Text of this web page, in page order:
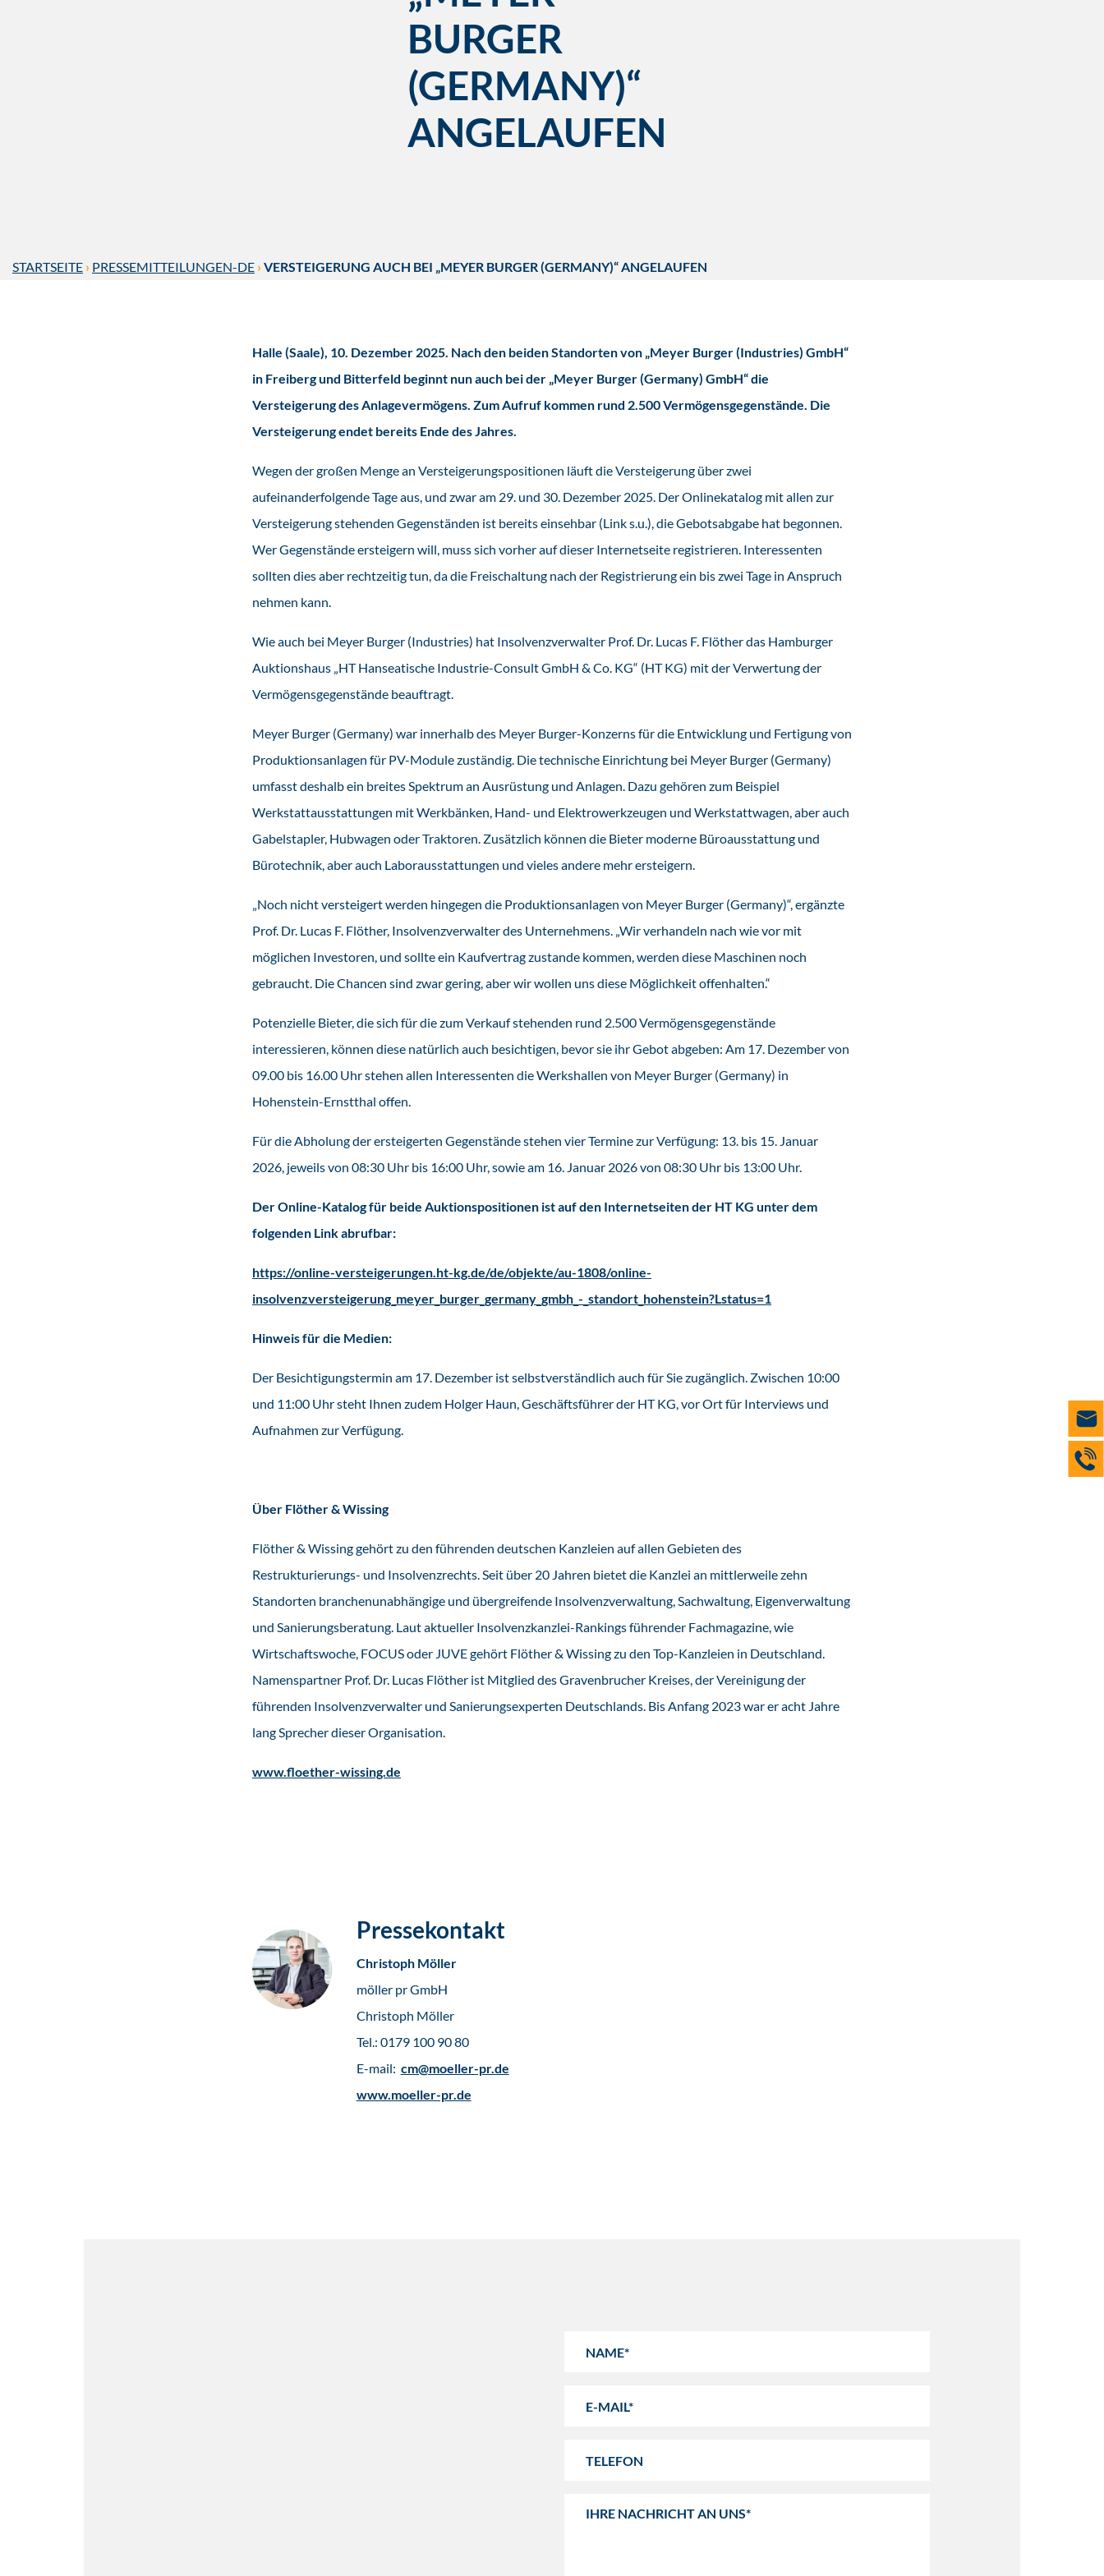
BURGER
(GERMANY)“
ANGELAUFEN
STARTSEITE › PRESSEMITTEILUNGEN-DE › VERSTEIGERUNG AUCH BEI „MEYER BURGER (GERMANY)“ ANGELAUFEN
Halle (Saale), 10. Dezember 2025. Nach den beiden Standorten von „Meyer Burger (Industries) GmbH“
in Freiberg und Bitterfeld beginnt nun auch bei der „Meyer Burger (Germany) GmbH“ die
Versteigerung des Anlagevermögens. Zum Aufruf kommen rund 2.500 Vermögensgegenstände. Die
Versteigerung endet bereits Ende des Jahres.
Wegen der großen Menge an Versteigerungspositionen läuft die Versteigerung über zwei
aufeinanderfolgende Tage aus, und zwar am 29. und 30. Dezember 2025. Der Onlinekatalog mit allen zur
Versteigerung stehenden Gegenständen ist bereits einsehbar (Link s.u.), die Gebotsabgabe hat begonnen.
Wer Gegenstände ersteigern will, muss sich vorher auf dieser Internetseite registrieren. Interessenten
sollten dies aber rechtzeitig tun, da die Freischaltung nach der Registrierung ein bis zwei Tage in Anspruch
nehmen kann.
Wie auch bei Meyer Burger (Industries) hat Insolvenzverwalter Prof. Dr. Lucas F. Flöther das Hamburger
Auktionshaus „HT Hanseatische Industrie-Consult GmbH & Co. KG“ (HT KG) mit der Verwertung der
Vermögensgegenstände beauftragt.
Meyer Burger (Germany) war innerhalb des Meyer Burger-Konzerns für die Entwicklung und Fertigung von
Produktionsanlagen für PV-Module zuständig. Die technische Einrichtung bei Meyer Burger (Germany)
umfasst deshalb ein breites Spektrum an Ausrüstung und Anlagen. Dazu gehören zum Beispiel
Werkstattausstattungen mit Werkbänken, Hand- und Elektrowerkzeugen und Werkstattwagen, aber auch
Gabelstapler, Hubwagen oder Traktoren. Zusätzlich können die Bieter moderne Büroausstattung und
Bürotechnik, aber auch Laborausstattungen und vieles andere mehr ersteigern.
„Noch nicht versteigert werden hingegen die Produktionsanlagen von Meyer Burger (Germany)“, ergänzte
Prof. Dr. Lucas F. Flöther, Insolvenzverwalter des Unternehmens. „Wir verhandeln nach wie vor mit
möglichen Investoren, und sollte ein Kaufvertrag zustande kommen, werden diese Maschinen noch
gebraucht. Die Chancen sind zwar gering, aber wir wollen uns diese Möglichkeit offenhalten.“
Potenzielle Bieter, die sich für die zum Verkauf stehenden rund 2.500 Vermögensgegenstände
interessieren, können diese natürlich auch besichtigen, bevor sie ihr Gebot abgeben: Am 17. Dezember von
09.00 bis 16.00 Uhr stehen allen Interessenten die Werkshallen von Meyer Burger (Germany) in
Hohenstein-Ernstthal offen.
Für die Abholung der ersteigerten Gegenstände stehen vier Termine zur Verfügung: 13. bis 15. Januar
2026, jeweils von 08:30 Uhr bis 16:00 Uhr, sowie am 16. Januar 2026 von 08:30 Uhr bis 13:00 Uhr.
Der Online-Katalog für beide Auktionspositionen ist auf den Internetseiten der HT KG unter dem
folgenden Link abrufbar:
https://online-versteigerungen.ht-kg.de/de/objekte/au-1808/online-
insolvenzversteigerung_meyer_burger_germany_gmbh_-_standort_hohenstein?Lstatus=1
Hinweis für die Medien:
Der Besichtigungstermin am 17. Dezember ist selbstverständlich auch für Sie zugänglich. Zwischen 10:00
und 11:00 Uhr steht Ihnen zudem Holger Haun, Geschäftsführer der HT KG, vor Ort für Interviews und
Aufnahmen zur Verfügung.
Über Flöther & Wissing
Flöther & Wissing gehört zu den führenden deutschen Kanzleien auf allen Gebieten des
Restrukturierungs- und Insolvenzrechts. Seit über 20 Jahren bietet die Kanzlei an mittlerweile zehn
Standorten branchenunabhängige und übergreifende Insolvenzverwaltung, Sachwaltung, Eigenverwaltung
und Sanierungsberatung. Laut aktueller Insolvenzkanzlei-Rankings führender Fachmagazine, wie
Wirtschaftswoche, FOCUS oder JUVE gehört Flöther & Wissing zu den Top-Kanzleien in Deutschland.
Namenspartner Prof. Dr. Lucas Flöther ist Mitglied des Gravenbrucher Kreises, der Vereinigung der
führenden Insolvenzverwalter und Sanierungsexperten Deutschlands. Bis Anfang 2023 war er acht Jahre
lang Sprecher dieser Organisation.
www.floether-wissing.de
Pressekontakt
Christoph Möller
möller pr GmbH
Christoph Möller
Tel.: 0179 100 90 80
E-mail: cm@moeller-pr.de
www.moeller-pr.de